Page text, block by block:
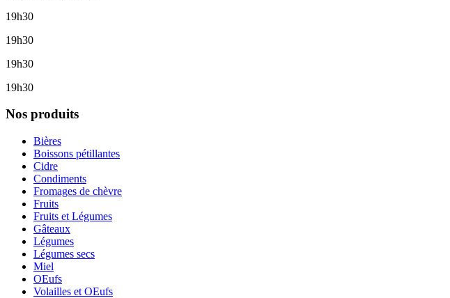
19h30
19h30
19h30
19h30
Nos produits
Bières
Boissons pétillantes
Cidre
Condiments
Fromages de chèvre
Fruits
Fruits et Légumes
Gâteaux
Légumes
Légumes secs
Miel
OEufs
Volailles et OEufs